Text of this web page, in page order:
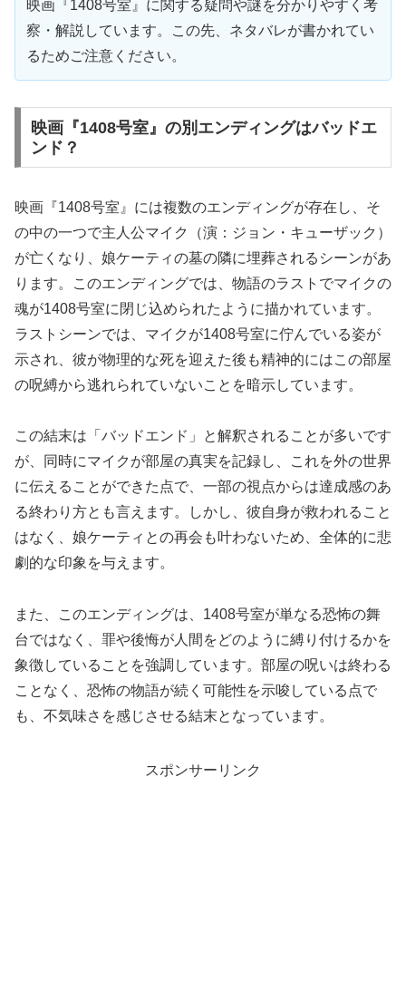
映画『1408号室』に関する疑問や謎を分かりやすく考
察・解説しています。この先、ネタバレが書かれてい
るためご注意ください。
映画『1408号室』の別エンディングはバッドエ
ンド？
映画『1408号室』には複数のエンディングが存在し、そ
の中の一つで主人公マイク（演：ジョン・キューザック）
が亡くなり、娘ケーティの墓の隣に埋葬されるシーンがあ
ります。このエンディングでは、物語のラストでマイクの
魂が1408号室に閉じ込められたように描かれています。
ラストシーンでは、マイクが1408号室に佇んでいる姿が
示され、彼が物理的な死を迎えた後も精神的にはこの部屋
の呪縛から逃れられていないことを暗示しています。
この結末は「バッドエンド」と解釈されることが多いです
が、同時にマイクが部屋の真実を記録し、これを外の世界
に伝えることができた点で、一部の視点からは達成感のあ
る終わり方とも言えます。しかし、彼自身が救われること
はなく、娘ケーティとの再会も叶わないため、全体的に悲
劇的な印象を与えます。
また、このエンディングは、1408号室が単なる恐怖の舞
台ではなく、罪や後悔が人間をどのように縛り付けるかを
象徴していることを強調しています。部屋の呪いは終わる
ことなく、恐怖の物語が続く可能性を示唆している点で
も、不気味さを感じさせる結末となっています。
スポンサーリンク